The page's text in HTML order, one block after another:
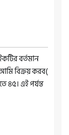
বর্তমান
বিক্রয় করব(
৪৫। এই পর্যন্ত